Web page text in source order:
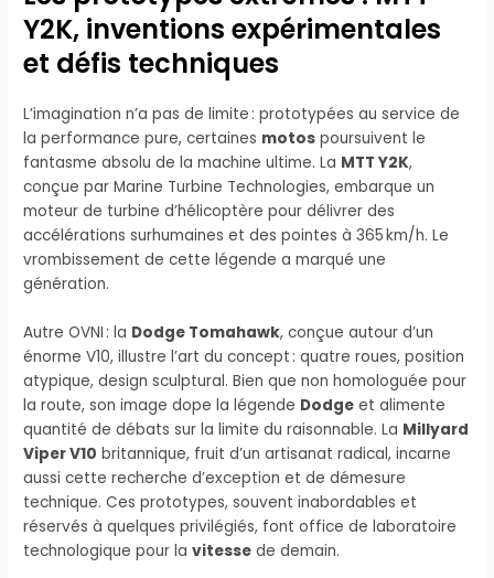
Y2K, inventions expérimentales
et défis techniques
L’imagination n’a pas de limite : prototypées au service de
la performance pure, certaines motos poursuivent le
fantasme absolu de la machine ultime. La MTT Y2K,
conçue par Marine Turbine Technologies, embarque un
moteur de turbine d’hélicoptère pour délivrer des
accélérations surhumaines et des pointes à 365 km/h. Le
vrombissement de cette légende a marqué une
génération.
Autre OVNI : la Dodge Tomahawk, conçue autour d’un
énorme V10, illustre l’art du concept : quatre roues, position
atypique, design sculptural. Bien que non homologuée pour
la route, son image dope la légende Dodge et alimente
quantité de débats sur la limite du raisonnable. La Millyard
Viper V10 britannique, fruit d’un artisanat radical, incarne
aussi cette recherche d’exception et de démesure
technique. Ces prototypes, souvent inabordables et
réservés à quelques privilégiés, font office de laboratoire
technologique pour lavitesse de demain.